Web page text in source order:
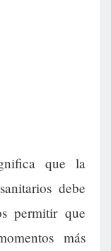
que la
debe
permitir que
más